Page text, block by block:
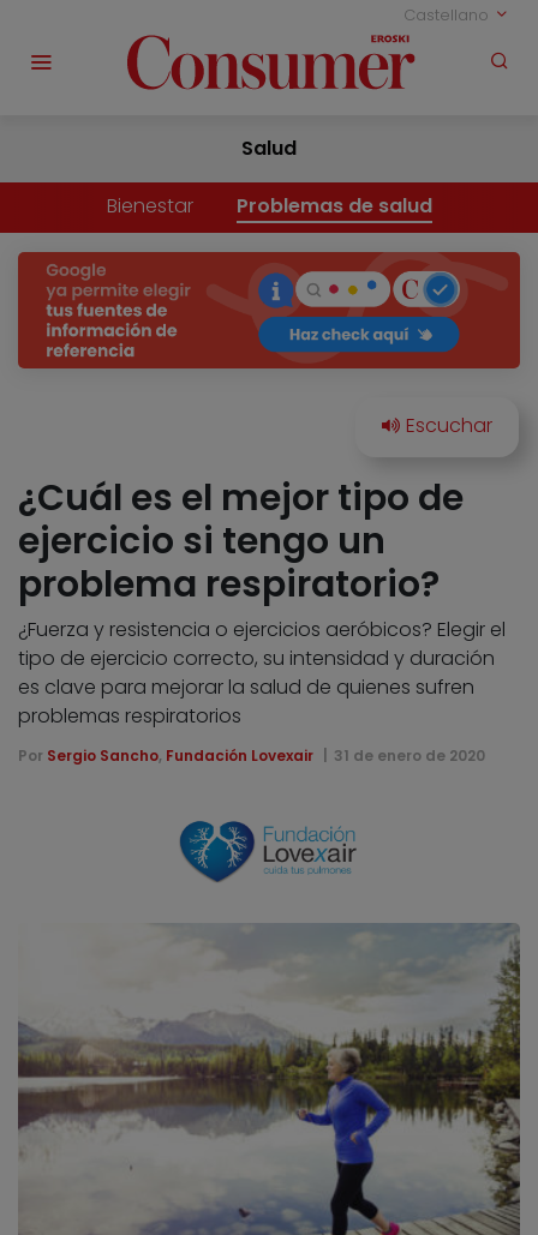
Castellano
Salud
Bienestar Problemas de salud
¿Cuál es el mejor tipo de
ejercicio si tengo un
problema respiratorio?
¿Fuerza y resistencia o ejercicios aeróbicos? Elegir el
tipo de ejercicio correcto, su intensidad y duración
es clave para mejorar la salud de quienes sufren
problemas respiratorios
Por Sergio Sancho, Fundación Lovexair 31 de enero de 2020